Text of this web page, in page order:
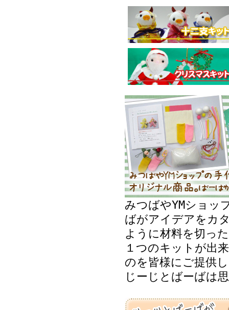
みつばやYMショッ
ばがアイデアをカ
ように材料を切っ
１つのキットが出
のを皆様にご提供
じーじとばーばは